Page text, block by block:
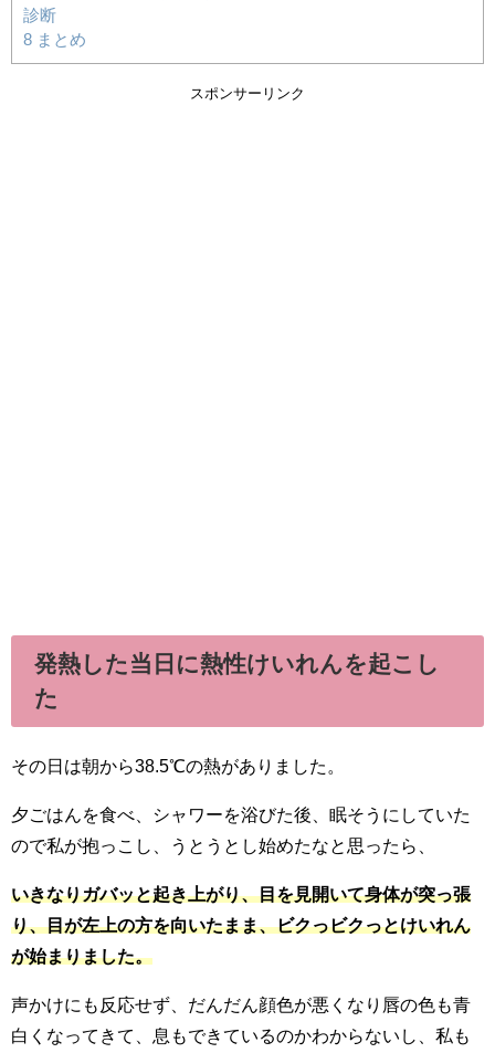
診断
8 まとめ
スポンサーリンク
発熱した当日に熱性けいれんを起こし
た
その日は朝から38.5℃の熱がありました。
夕ごはんを食べ、シャワーを浴びた後、眠そうにしていた
ので私が抱っこし、うとうとし始めたなと思ったら、
いきなりガバッと起き上がり、目を見開いて身体が突っ張
り、目が左上の方を向いたまま、ビクっビクっとけいれん
が始まりました。
声かけにも反応せず、だんだん顔色が悪くなり唇の色も青
白くなってきて、息もできているのかわからないし、私も